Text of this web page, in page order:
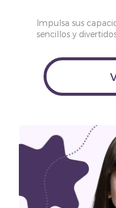
Impulsa sus
sencillos y